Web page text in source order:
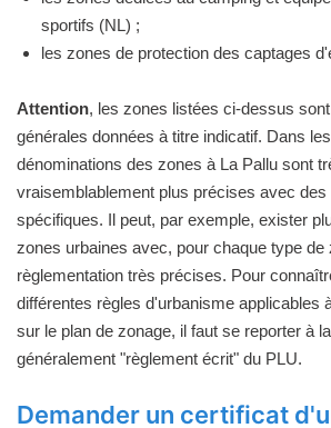
sportifs (NL) ;
les zones de protection des captages
Attention, les zones listées ci-dessus
générales données à titre indicatif. Dans
dénominations des zones à La Pallu sont
vraisemblablement plus précises avec
spécifiques. Il peut, par exemple, exister
zones urbaines avec, pour chaque type de
règlementation très précises. Pour
différentes règles d'urbanisme applicables
sur le plan de zonage, il faut se reporter à
généralement "règlement écrit" du PLU.
Demander un certificat